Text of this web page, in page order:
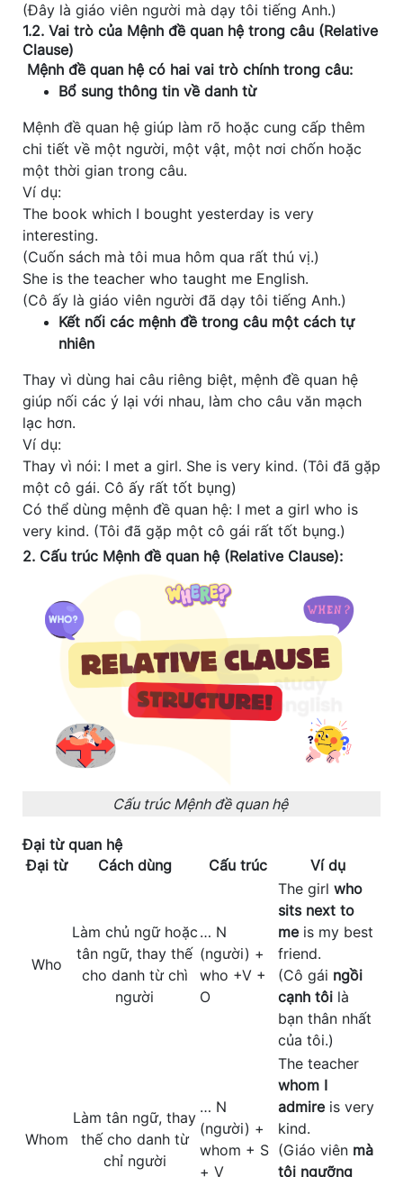
(Đây là giáo viên người mà dạy tôi tiếng Anh.)
1.2. Vai trò của Mệnh đề quan hệ trong câu (Relative
Clause)
Mệnh đề quan hệ có hai vai trò chính trong câu:
Bổ sung thông tin về danh từ
Mệnh đề quan hệ giúp làm rõ hoặc cung cấp thêm
chi tiết về một người, một vật, một nơi chốn hoặc
một thời gian trong câu.
Ví dụ:
The book which I bought yesterday is very
interesting.
(Cuốn sách mà tôi mua hôm qua rất thú vị.)
She is the teacher who taught me English.
(Cô ấy là giáo viên người đã dạy tôi tiếng Anh.)
Kết nối các mệnh đề trong câu một cách tự
nhiên
Thay vì dùng hai câu riêng biệt, mệnh đề quan hệ
giúp nối các ý lại với nhau, làm cho câu văn mạch
lạc hơn.
Ví dụ:
Thay vì nói: I met a girl. She is very kind. (Tôi đã gặp
một cô gái. Cô ấy rất tốt bụng)
Có thể dùng mệnh đề quan hệ: I met a girl who is
very kind. (Tôi đã gặp một cô gái rất tốt bụng.)
2. Cấu trúc Mệnh đề quan hệ (Relative Clause):
Cấu trúc Mệnh đề quan hệ
Đại từ quan hệ
Đại từ
Cách dùng Cấu trúc Ví dụ
Who
Làm chủ ngữ hoặc
tân ngữ, thay thế
cho danh từ chì
người
… N
(người) +
who +V +
O
The girl who
sits next to
meis my best
friend.
(Cô gái ngồi
cạnh tôi là
bạn thân nhất
của tôi.)
Whom
Làm tân ngữ, thay
thế cho danh từ
chỉ người
… N
(người) +
whom + S
+ V
The teacher
whom I
admireis very
kind.
(Giáo viên mà
tôi ngưỡng